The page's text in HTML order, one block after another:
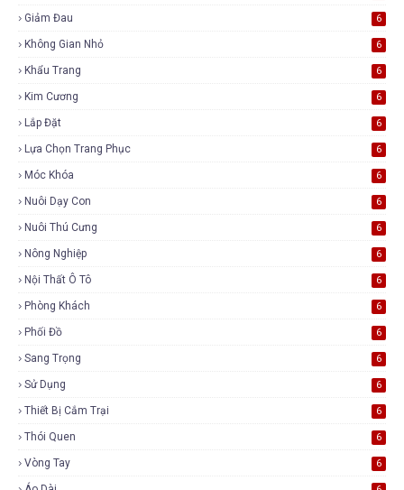
Giảm Đau 6
Không Gian Nhỏ 6
Khẩu Trang 6
Kim Cương 6
Lắp Đặt 6
Lựa Chọn Trang Phục 6
Móc Khóa 6
Nuôi Dạy Con 6
Nuôi Thú Cưng 6
Nông Nghiệp 6
Nội Thất Ô Tô 6
Phòng Khách 6
Phối Đồ 6
Sang Trọng 6
Sử Dụng 6
Thiết Bị Cắm Trại 6
Thói Quen 6
Vòng Tay 6